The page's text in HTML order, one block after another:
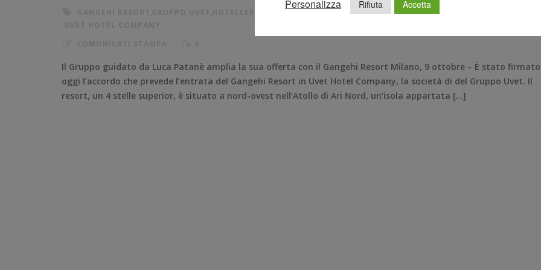
LUCA PATANÈ,MALDIVE,PRESIDENTE GRUPPO UVET
Il Gruppo guidato da Luca Patanè amplia la sua offerta con il Gangehi Resort Milano, 9 ottobre – È stato firmato
oggi l’accordo che prevede l’entrata del Gangehi Resort in Uvet Hotel Company, la società di del Gruppo Uvet. Il
resort, un 4 stelle superior, è situato a nord-ovest nell’Atollo di Ari Nord, un’isola appartata […]
Personalizza Rifiuta Accetta